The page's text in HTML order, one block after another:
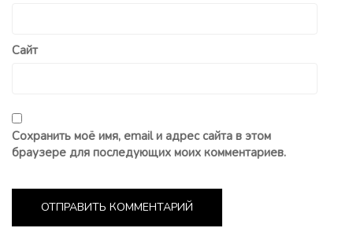
Сайт
Сохранить моё имя, email и адрес сайта в этом
браузере для последующих моих комментариев.